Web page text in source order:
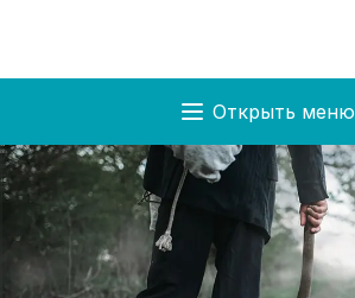
Открыть меню